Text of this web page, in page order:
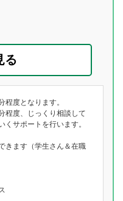
る
程度となります。
程度、じっくり相談して
くサポートを行います。
きます（学生さん＆在職